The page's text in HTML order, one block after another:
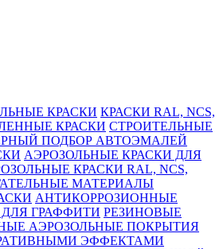
КРАСКИ КРАСКИ RAL, NCS,
КРАСКИ СТРОИТЕЛЬНЫЕ
ПОДБОР АВТОЭМАЛЕЙ
АЭРОЗОЛЬНЫЕ КРАСКИ ДЛЯ
КРАСКИ RAL, NCS,
МАТЕРИАЛЫ
АНТИКОРРОЗИОННЫЕ
ГРАФФИТИ РЕЗИНОВЫЕ
АЭРОЗОЛЬНЫЕ ПОКРЫТИЯ
ЭФФЕКТАМИ